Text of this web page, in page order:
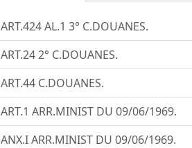
ART.424 AL.1 3° C.DOUANES.
ART.24 2° C.DOUANES.
ART.44 C.DOUANES.
ART.1 ARR.MINIST DU 09/06/1969.
ANX.I ARR.MINIST DU 09/06/1969.